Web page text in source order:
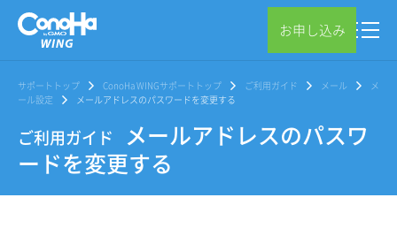
お申し込み
サポートトップ ConoHa WINGサポートトップ ご利用ガイド メール
メ
ール設定
メールアドレスのパスワードを変更する
ご利用ガイド
メールアドレスのパスワ
ードを変更する